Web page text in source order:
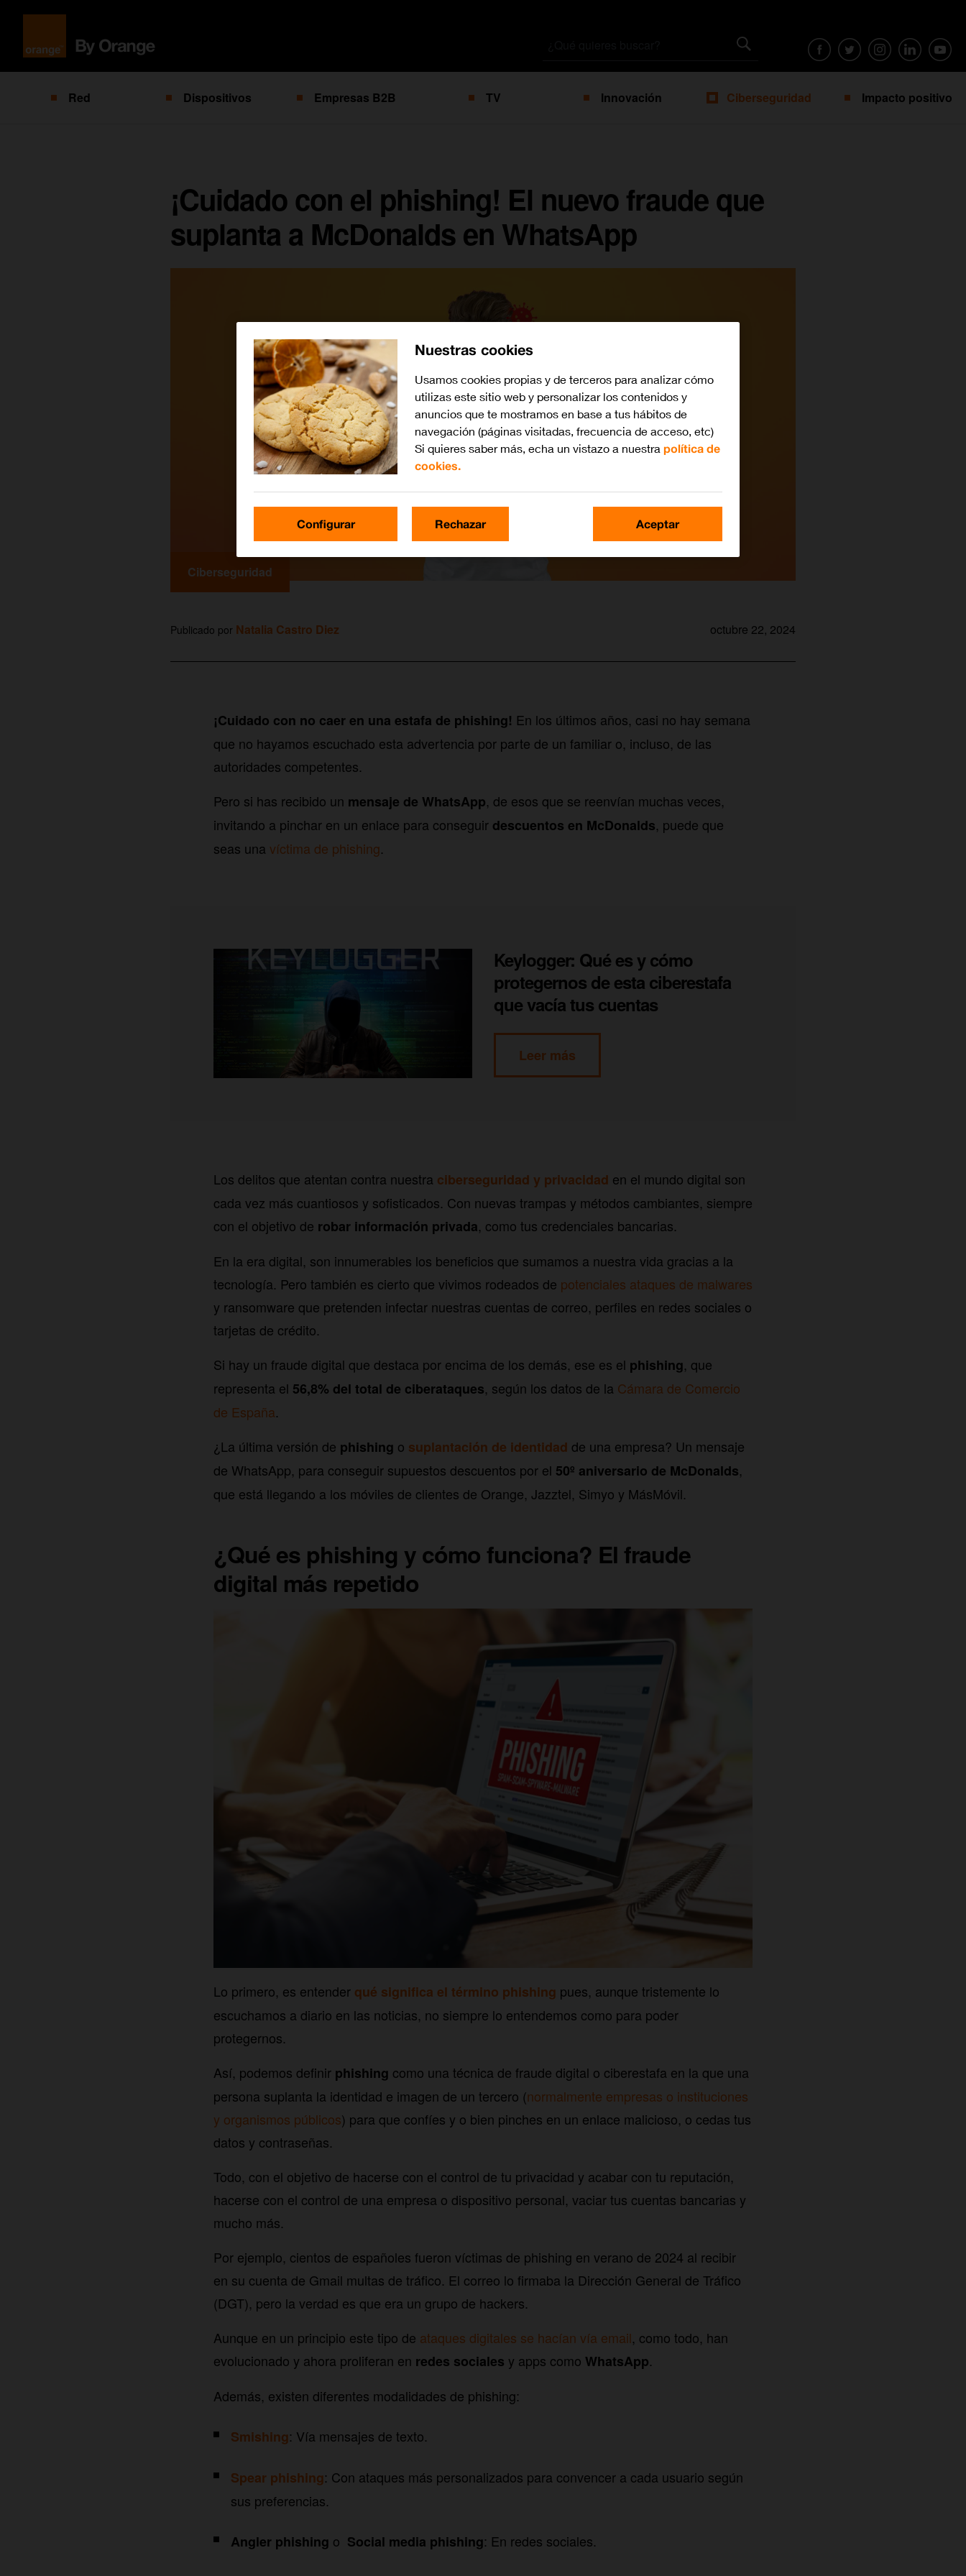
Red Dispositivos Empresas B2B TV Innovación Ciberseguridad Impacto positivo
¡Cuidado con el phishing! El nuevo fraude que
suplanta a McDonalds en WhatsApp
Ciberseguridad
Publicado por Natalia Castro Diez octubre 22, 2024
¡Cuidado con no caer en una estafa de phishing! En los últimos años, casi no hay semana
que no hayamos escuchado esta advertencia por parte de un familiar o, incluso, de las
autoridades competentes.
Pero si has recibido un mensaje de WhatsApp, de esos que se reenvían muchas veces,
invitando a pinchar en un enlace para conseguir descuentos en McDonalds, puede que
seas una víctima de phishing.
Keylogger: Qué es y cómo
protegernos de esta ciberestafa
que vacía tus cuentas
Leer más
Los delitos que atentan contra nuestra ciberseguridad y privacidad en el mundo digital son
cada vez más cuantiosos y sofisticados. Con nuevas trampas y métodos cambiantes, siempre
con el objetivo de robar información privada, como tus credenciales bancarias.
En la era digital, son innumerables los beneficios que sumamos a nuestra vida gracias a la
tecnología. Pero también es cierto que vivimos rodeados de potenciales ataques de malwares
y ransomware que pretenden infectar nuestras cuentas de correo, perfiles en redes sociales o
tarjetas de crédito.
Si hay un fraude digital que destaca por encima de los demás, ese es el phishing, que
representa el 56,8% del total de ciberataques, según los datos de la Cámara de Comercio
de España.
¿La última versión de phishing o suplantación de identidad de una empresa? Un mensaje
de WhatsApp, para conseguir supuestos descuentos por el 50º aniversario de McDonalds,
que está llegando a los móviles de clientes de Orange, Jazztel, Simyo y MásMóvil.
¿Qué es phishing y cómo funciona? El fraude
digital más repetido
Lo primero, es entender qué significa el término phishing pues, aunque tristemente lo
escuchamos a diario en las noticias, no siempre lo entendemos como para poder
protegernos.
Así, podemos definir phishing como una técnica de fraude digital o ciberestafa en la que una
persona suplanta la identidad e imagen de un tercero (normalmente empresas o instituciones
y organismos públicos) para que confíes y o bien pinches en un enlace malicioso, o cedas tus
datos y contraseñas.
Todo, con el objetivo de hacerse con el control de tu privacidad y acabar con tu reputación,
hacerse con el control de una empresa o dispositivo personal, vaciar tus cuentas bancarias y
mucho más.
Por ejemplo, cientos de españoles fueron víctimas de phishing en verano de 2024 al recibir
en su cuenta de Gmail multas de tráfico. El correo lo firmaba la Dirección General de Tráfico
(DGT), pero la verdad es que era un grupo de hackers.
Aunque en un principio este tipo de ataques digitales se hacían vía email, como todo, han
evolucionado y ahora proliferan en redes sociales y apps como WhatsApp.
Además, existen diferentes modalidades de phishing:
Smishing: Vía mensajes de texto.
Spear phishing: Con ataques más personalizados para convencer a cada usuario según
sus preferencias.
Angler phishing o Social media phishing: En redes sociales.
Nuestras cookies
Usamos cookies propias y de terceros para analizar cómo
utilizas este sitio web y personalizar los contenidos y
anuncios que te mostramos en base a tus hábitos de
navegación (páginas visitadas, frecuencia de acceso, etc)
Si quieres saber más, echa un vistazo a nuestra política de
cookies.
Configurar Rechazar Aceptar